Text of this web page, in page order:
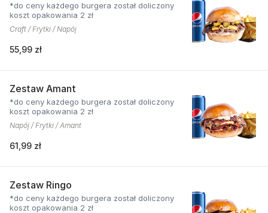
*do ceny każdego burgera został doliczony
koszt opakowania 2 zł
Craft / Frytki / Napój
55,99 zł
Zestaw Amant
*do ceny każdego burgera został doliczony
koszt opakowania 2 zł
Napój / Frytki / Amant
61,99 zł
Zestaw Ringo
*do ceny każdego burgera został doliczony
koszt opakowania 2 zł